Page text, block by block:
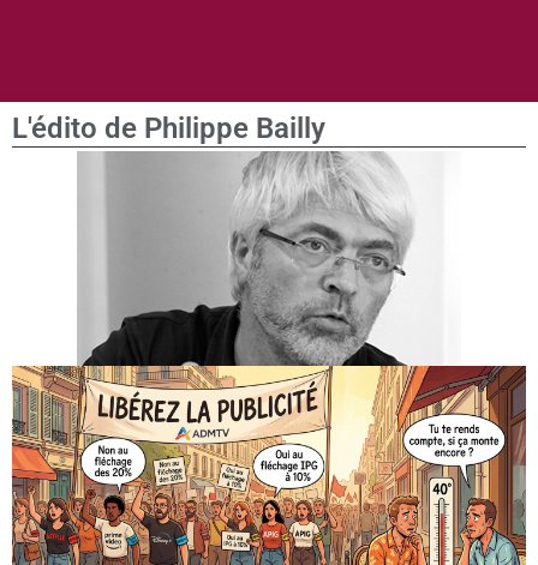
L'édito de Philippe Bailly